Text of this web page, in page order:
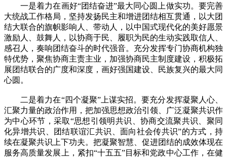
一是着力在画好“团结奋进”最大同心圆上做实功。要完善
大统战工作格局，坚持发扬民主和增进团结相互贯通，以大团
结大联合的旗帜影响人、带动人，以中国式现代化的美好愿景
激励人、鼓舞人，以协商于民、履职为民的生动实践取信人、
感召人，奏响团结奋斗的时代强音。充分发挥专门协商机构独
特优势，聚焦协商主责主业，加强协商民主制度建设，积极拓
展团结联合的广度和深度，画好强国建设、民族复兴的最大同
心圆。
二是着力在“四个凝聚”上谋实招。要充分发挥凝聚人心、
汇聚力量的政治作用，把加强思想政治引领、广泛凝聚共识作
为中心环节，采取“思想引领明共识、协商交流聚共识、聚同
化异增共识、团结联谊汇共识、面向社会传共识”的方式，持
续在凝聚共识上下功夫。把凝聚智慧、促进团结的成效体现在
服务高质量发展上，紧扣“十五五”目标和党政中心工作，在健